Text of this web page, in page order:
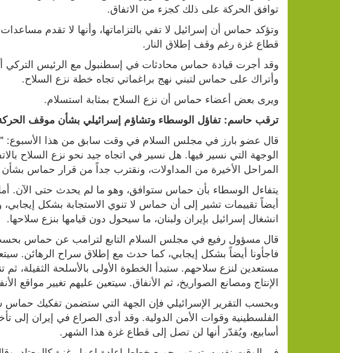
توافق الحركة على ذلك كجزء من الاتفاق.
قطاع غزة رغم وقف إطلاق النار.
وأتراك على حماس لتبني نهج براغماتي تجاه خطة نزع السلاح.
ويرى بعض أعضاء حماس أن نزع السلاح بمثابة استسلام.
ترقب حاسم: تفاؤل الوسطاء وتشاؤم إسرائيلي بشأن موقف
المراحل الأخيرة من المداولات، ونقترب جداً من قرار حماس بشأن
انشغال إسرائيل بإيران ولبنان، ما سيحول دون قيامها بنزع سلاحها.
الإنتاج ومصانع الصواريخ، ثم الأنفاق. سيتعين عليهم تغيير مواقع
أسابيع، ويُقدّر أنها لن تصل إلى قطاع غزة هذا الشهر.